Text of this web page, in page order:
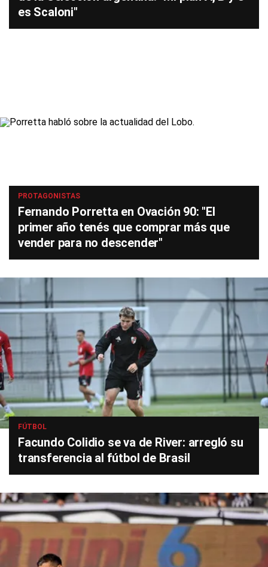
es Scaloni"
PROTAGONISTAS
Fernando Porretta en Ovación 90: "El
primer año tenés que comprar más que
vender para no descender"
FÚTBOL
Facundo Colidio se va de River: arregló su
transferencia al fútbol de Brasil